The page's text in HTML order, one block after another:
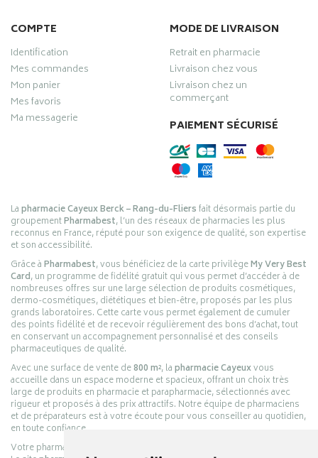
COMPTE
Identification
Mes commandes
Mon panier
Mes favoris
Ma messagerie
MODE DE LIVRAISON
Retrait en pharmacie
Livraison chez vous
Livraison chez un
commerçant
PAIEMENT SÉCURISÉ
Lapharmacie Cayeux Berck – Rang-du-Fliersfait désormais partie du
groupementPharmabest, l’un des réseaux de pharmacies les plus
reconnus en France, réputé pour son exigence de qualité, son expertise
et son accessibilité.
Grâce àPharmabest, vous bénéficiez de la carte privilègeMy Very Best
Card, un programme de fidélité gratuit qui vous permet d’accéder à de
nombreuses offres sur une large sélection de produits cosmétiques,
dermo-cosmétiques, diététiques et bien-être, proposés par les plus
grands laboratoires. Cette carte vous permet également de cumuler
des points fidélité et de recevoir régulièrement des bons d’achat, tout
en conservant un accompagnement personnalisé et des conseils
pharmaceutiques de qualité.
Avec une surface de vente de800 m², lapharmacie Cayeuxvous
accueille dans un espace moderne et spacieux, offrant un choix très
large de produits en pharmacie et parapharmacie, sélectionnés avec
rigueur et proposés à des prix attractifs. Notre équipe de pharmaciens
et de préparateurs est à votre écoute pour vous conseiller au quotidien,
en toute confiance.
Votre pharmacie en ligne :